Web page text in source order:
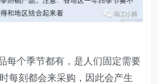
每个季节都有，是人们固定需要
每刻都会来采购，因此会产生